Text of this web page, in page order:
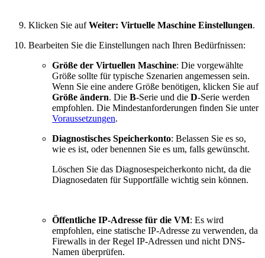
Klicken Sie aufWeiter: Virtuelle Maschine Einstellungen.
Bearbeiten Sie die Einstellungen nach Ihren Bedürfnissen:
Größe der Virtuellen Maschine: Die vorgewählte
Größe sollte für typische Szenarien angemessen sein.
Wenn Sie eine andere Größe benötigen, klicken Sie auf
Größe ändern. Die B-Serie und die D-Serie werden
empfohlen. Die Mindestanforderungen finden Sie unter
Voraussetzungen.
Diagnostisches Speicherkonto: Belassen Sie es so,
wie es ist, oder benennen Sie es um, falls gewünscht.
Löschen Sie das Diagnosespeicherkonto nicht, da die
Diagnosedaten für Supportfälle wichtig sein können.
Öffentliche IP-Adresse für die VM: Es wird
empfohlen, eine statische IP-Adresse zu verwenden, da
Firewalls in der Regel IP-Adressen und nicht DNS-
Namen überprüfen.